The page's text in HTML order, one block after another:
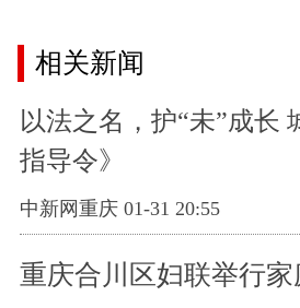
相关新闻
以法之名，护“未”成长
指导令》
中新网重庆 01-31 20:55
重庆合川区妇联举行家